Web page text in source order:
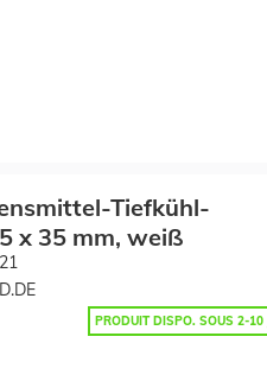
Tiefkühl-
x 35 mm, weiß
PRODUIT DISPO. SOUS 2-10